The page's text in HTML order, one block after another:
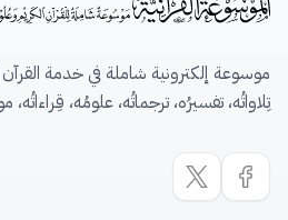
موسوعة إلكترونية شاملة في خدمة
تِلاواتُه، تفسيرُه، ترجماتُه، علومُه، قِراءاتُه،